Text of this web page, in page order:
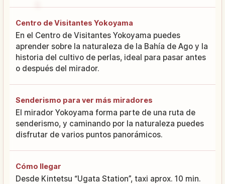
Centro de Visitantes Yokoyama
En el Centro de Visitantes Yokoyama puedes
aprender sobre la naturaleza de la Bahía de Ago y la
historia del cultivo de perlas, ideal para pasar antes
o después del mirador.
Senderismo para ver más miradores
El mirador Yokoyama forma parte de una ruta de
senderismo, y caminando por la naturaleza puedes
disfrutar de varios puntos panorámicos.
Cómo llegar
Desde Kintetsu “Ugata Station”, taxi aprox. 10 min.